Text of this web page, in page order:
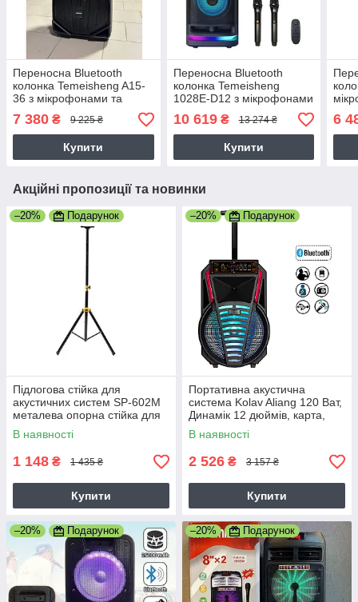
Переносна Bluetooth
колонка Temeisheng A15-
36 з мікрофонами та
пультом Портативна
акустика 120 Вт 15"
7 380 ₴ 9 225 ₴
Купити
Переносна Bluetooth
колонка Temeisheng
1028E-D12 з мікрофонами
та пультом Портативна
акустика 300 Вт 12"+ 2*4"
10 619₴ 13 274 ₴
Купити
8"
6
Акційні пропозиції та новинки
–20% Подарунок
Підлогова стійка для
акустичних систем SP-602M
металева опорна стійка для
акустики
В наявності
1 148 ₴ 1 435 ₴
Купити
–20% Подарунок
Портативна акустична
система Kolav Aliang 120 Ват,
Динамік 12 дюймів, карта,
Світломузика 120F
В наявності
2 526 ₴ 3 157 ₴
Купити
–20% Подарунок –20% Подарунок